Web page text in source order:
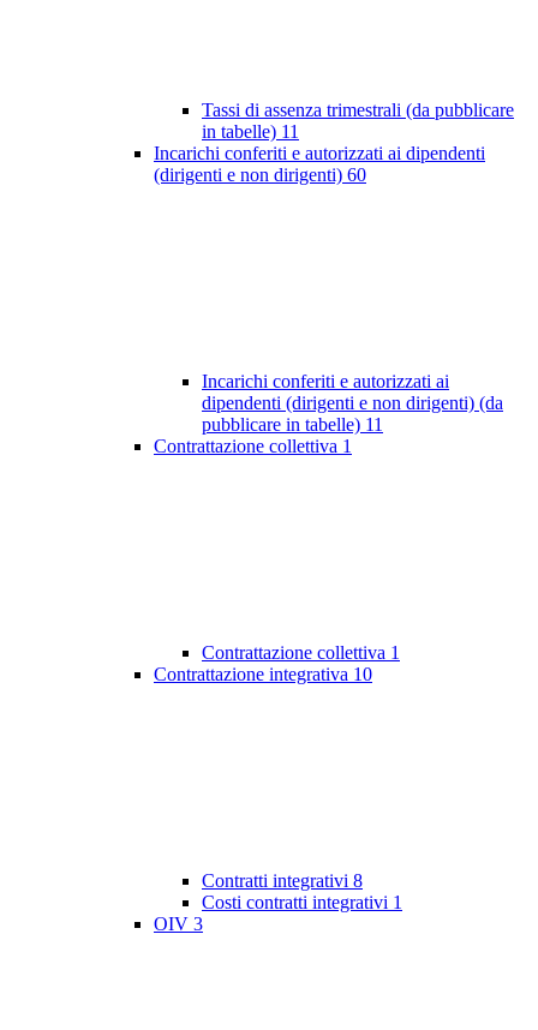
Tassi di assenza trimestrali (da pubblicare
in tabelle) 11
Incarichi conferiti e autorizzati ai dipendenti
(dirigenti e non dirigenti) 60
Incarichi conferiti e autorizzati ai
dipendenti (dirigenti e non dirigenti) (da
pubblicare in tabelle) 11
Contrattazione collettiva 1
Contrattazione collettiva 1
Contrattazione integrativa 10
Contratti integrativi 8
Costi contratti integrativi 1
OIV 3